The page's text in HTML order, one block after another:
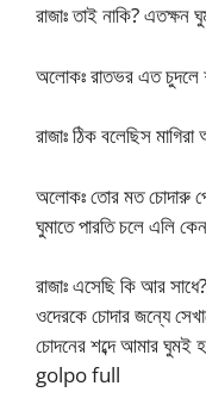
রাজাঃ তাই নাকি? এতক্ষন
অলোকঃ রাতভর এত চুদলে
রাজাঃ ঠিক বলেছিস
অলোকঃ তোর মত চোদারু
ঘুমাতে পারতি চলে এলি
রাজাঃ এসেছি কি আর
ওদেরকে চোদার জন্যে
চোদনের শব্দে আমার
golpo full